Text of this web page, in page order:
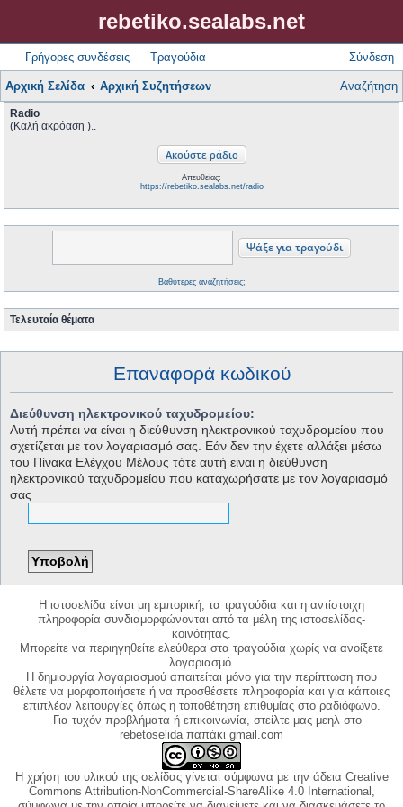
rebetiko.sealabs.net
Γρήγορες συνδέσεις Τραγούδια Σύνδεση
Αρχική Σελίδα Αρχική Συζητήσεων Αναζήτηση
Radio
(Καλή ακρόαση )..
Απευθείας:
https://rebetiko.sealabs.net/radio
Βαθύτερες αναζητήσεις;
Τελευταία θέματα
Επαναφορά κωδικού
Διεύθυνση ηλεκτρονικού ταχυδρομείου:
Αυτή πρέπει να είναι η διεύθυνση ηλεκτρονικού ταχυδρομείου που
σχετίζεται με τον λογαριασμό σας. Εάν δεν την έχετε αλλάξει μέσω
του Πίνακα Ελέγχου Μέλους τότε αυτή είναι η διεύθυνση
ηλεκτρονικού ταχυδρομείου που καταχωρήσατε με τον λογαριασμό
σας
Η ιστοσελίδα είναι μη εμπορική, τα τραγούδια και η αντίστοιχη
πληροφορία συνδιαμορφώνονται από τα μέλη της ιστοσελίδας-
κοινότητας.
Μπορείτε να περιηγηθείτε ελεύθερα στα τραγούδια χωρίς να ανοίξετε
λογαριασμό.
Η δημιουργία λογαριασμού απαιτείται μόνο για την περίπτωση που
θέλετε να μορφοποιήσετε ή να προσθέσετε πληροφορία και για κάποιες
επιπλέον λειτουργίες όπως η τοποθέτηση επιθυμίας στο ραδιόφωνο.
Για τυχόν προβλήματα ή επικοινωνία, στείλτε μας μεηλ στο
rebetoselida παπάκι gmail.com
Η χρήση του υλικού της σελίδας γίνεται σύμφωνα με την άδεια Creative
Commons Attribution-NonCommercial-ShareAlike 4.0 International,